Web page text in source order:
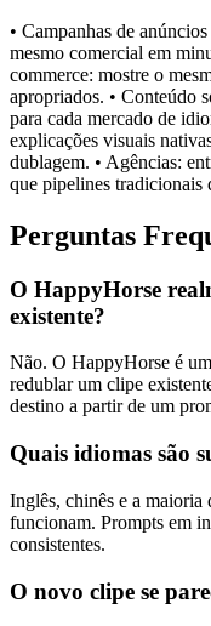
• Campanhas de
mesmo comercial em
commerce: mostre o
apropriados. • Conteúdo
para cada mercado de
explicações visuais
dublagem. • Agências:
que pipelines
Perguntas
O HappyHorse
existente?
Não. O HappyHorse é
redublar um clipe
destino a partir de um
Quais idiomas são
Inglês, chinês e a
funcionam. Prompts em
consistentes.
O novo clipe se